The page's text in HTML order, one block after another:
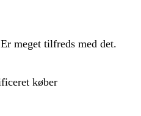
meget tilfreds med det.
køber